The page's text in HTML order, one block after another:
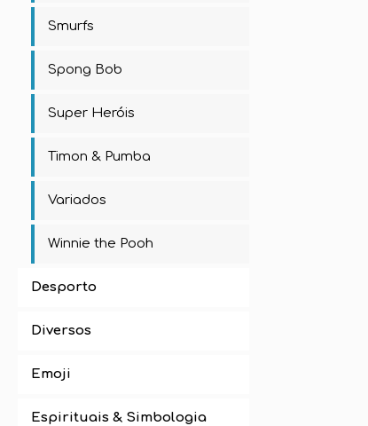
Smurfs
Spong Bob
Super Heróis
Timon & Pumba
Variados
Winnie the Pooh
Desporto
Diversos
Emoji
Espirituais & Simbologia